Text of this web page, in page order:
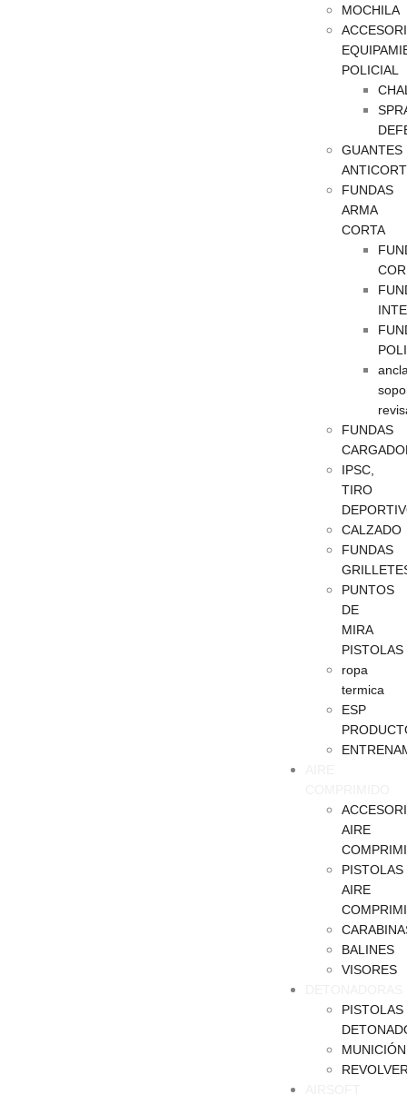
MOCHILA
POLICIAL
GUANTES
FUNDAS
ARMA
CORTA
FUNDAS
IPSC,
TIRO
CALZADO
FUNDAS
PUNTOS
DE
MIRA
PISTOLAS
ropa
termica
ESP
AIRE
PISTOLAS
AIRE
BALINES
VISORES
PISTOLAS
MUNICIÓN